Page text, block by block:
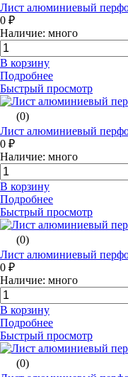
Лист алюминиевый
0 ₽
Наличие: много
В корзину
Подробнее
Быстрый просмотр
(0)
Лист алюминиевый
0 ₽
Наличие: много
В корзину
Подробнее
Быстрый просмотр
(0)
Лист алюминиевый
0 ₽
Наличие: много
В корзину
Подробнее
Быстрый просмотр
(0)